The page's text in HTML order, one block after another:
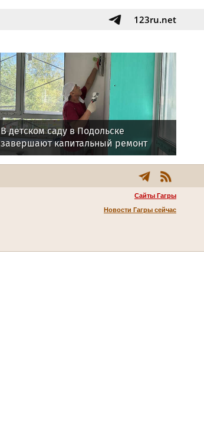
123ru.net
В детском саду в Подольске
завершают капитальный ремонт
Сайты Гагры
Новости Гагры сейчас